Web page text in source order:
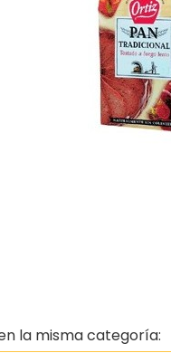
la misma categoría: